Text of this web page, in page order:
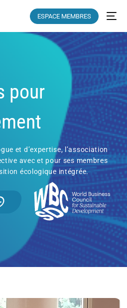
ESPACE MEMBRES
pour
et d’expertise, l’association
avec et pour ses membres
écologique intégrée.